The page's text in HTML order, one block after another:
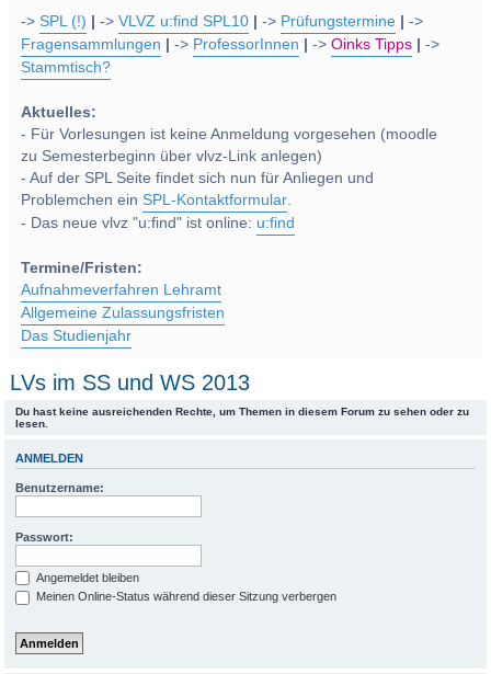
->SPL (!) ->VLVZ u:find SPL10 -> Prüfungstermine
->
Fragensammlungen
-> ProfessorInnen ->Oinks Tipps
->
Stammtisch?
Aktuelles:
- Für Vorlesungen ist keine Anmeldung vorgesehen (moodle
zu Semesterbeginn über vlvz-Link anlegen)
- Auf der SPL Seite findet sich nun für Anliegen und
Problemchen einSPL-Kontaktformular.
- Das neue vlvz "u:find" ist online: u:find
Termine/Fristen:
Aufnahmeverfahren Lehramt
Allgemeine Zulassungsfristen
Das Studienjahr
LVs im SS und WS 2013
Du hast keine ausreichenden Rechte, um Themen in diesem Forum zu sehen oder zu
lesen.
ANMELDEN
Benutzername:
Passwort:
Angemeldet bleiben
Meinen Online-Status während dieser Sitzung verbergen